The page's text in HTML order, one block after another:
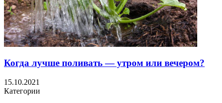
Когда лучше поливать — утром или вечером?
15.10.2021
Категории